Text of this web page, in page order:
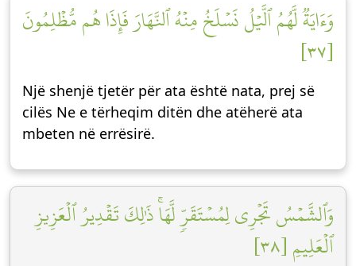
وَءَايَةٞ لَّهُمُ ٱلَّيۡلُ نَسۡلَخُ مِنۡهُ ٱلنَّهَارَ فَإِذَا هُم مُّظۡلِمُونَ
[٣٧]
Një shenjë tjetër për ata është nata, prej së
cilës Ne e tërheqim ditën dhe atëherë ata
mbeten në errësirë.
وَٱلشَّمۡسُ تَجۡرِي لِمُسۡتَقَرّٖ لَّهَاۚ ذَٰلِكَ تَقۡدِيرُ ٱلۡعَزِيزِ
ٱلۡعَلِيمِ [٣٨]